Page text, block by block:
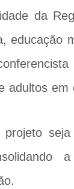
da
educação
adultos em